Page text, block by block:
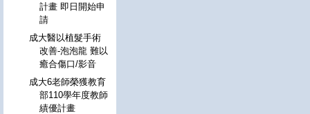
計畫 即日開始申
請
成大醫以植髮手術
改善-泡泡龍 難以
癒合傷口/影音
成大6老師榮獲教育
部110學年度教師
績優計畫